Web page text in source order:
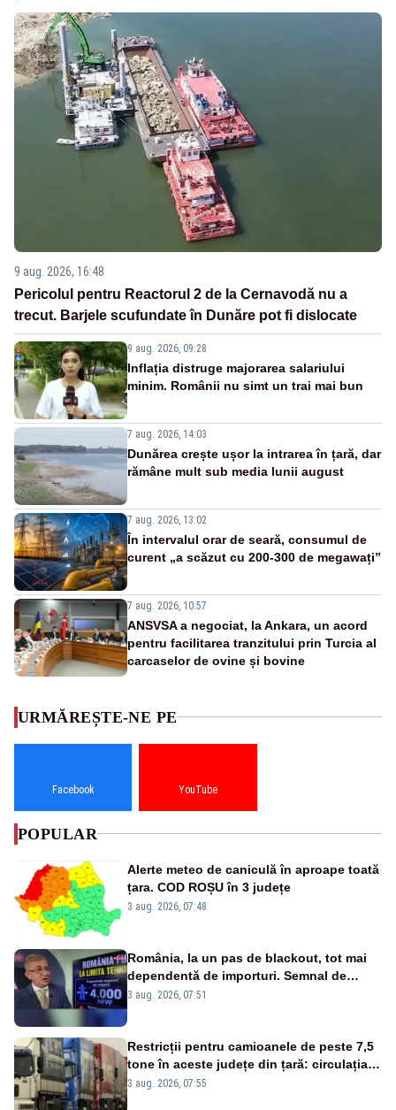
9 aug. 2026, 16:48
Pericolul pentru Reactorul 2 de la Cernavodă nu a
trecut. Barjele scufundate în Dunăre pot fi dislocate
9 aug. 2026, 09:28
Inflația distruge majorarea salariului
minim. Românii nu simt un trai mai bun
7 aug. 2026, 14:03
Dunărea crește ușor la intrarea în țară, dar
rămâne mult sub media lunii august
7 aug. 2026, 13:02
În intervalul orar de seară, consumul de
curent „a scăzut cu 200-300 de megawați”
7 aug. 2026, 10:57
ANSVSA a negociat, la Ankara, un acord
pentru facilitarea tranzitului prin Turcia al
carcaselor de ovine și bovine
URMĂREȘTE-NE PE
Facebook YouTube
POPULAR
Alerte meteo de caniculă în aproape toată
țara. COD ROȘU în 3 județe
3 aug. 2026, 07:48
România, la un pas de blackout, tot mai
dependentă de importuri. Semnal de
alarmă tras de un expert în energie
3 aug. 2026, 07:51
Restricții pentru camioanele de peste 7,5
tone în aceste județe din țară: circulația
este interzisă luni, între orele 12:00 și
3 aug. 2026, 07:55